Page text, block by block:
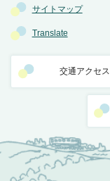
サイトマップ
Translate
交通アクセス